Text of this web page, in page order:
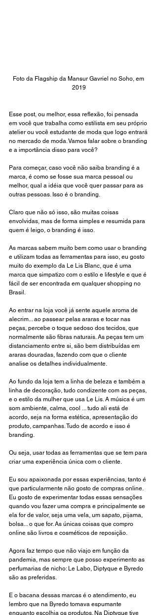
Foto da Flagship da Mansur Gavriel no Soho, em
2019
Esse post, ou melhor, essa reflexão, foi pensada
em você que trabalha como estilista em seu próprio
atelier ou você estudante de moda que logo entrará
no mercado de moda. Vamos falar sobre o branding
e a importância disso para você?
Para começar, caso você não saiba branding é a
marca, é como se fosse sua marca pessoal ou
melhor, qual a idéia que você quer passar para as
outras pessoas. Isso é o branding.
Claro que não só isso, são muitas coisas
envolvidas, mas de forma simples e resumida para
quem é leigo, o branding é isso.
As marcas sabem muito bem como usar o branding
e utilizam todas as ferramentas para isso, eu gosto
muito do exemplo da Le Lis Blanc, que é uma
marca que simpatizo com o estilo e lifestyle e que é
fácil de ser encontrada em qualquer shopping no
Brasil.
Ao entrar na loja você já sente aquele aroma de
alecrim... ao passear pelas araras e tocar nas
peças, percebe o toque sedoso dos tecidos, que
normalmente são fibras naturais. As peças tem um
distanciamento entre si, são bem distribuídas em
araras douradas, fazendo com que o cliente
analise os detalhes individualmente.
Ao fundo da loja tem a linha de beleza e também a
linha de decoração, tudo condizente com as peças,
e o estilo da mulher que usa Le Lis. A música é um
som ambiente, calma, cool ... tudo ali está de
acordo, seja na forma estética, apresentação do
produto, campanhas. Tudo de acordo e isso é
branding.
Ou seja, usar todas as ferramentas que se tem para
criar uma experiência única com o cliente.
Eu sou apaixonada por essas experiências, tanto é
que particularmente não gosto de compras online.
Eu gosto de experimentar todas essas sensações
quando vou fazer uma compra e principalmente se
ela for de valor, seja uma vela, um sapato, pijama,
bolsa... o que for. As únicas coisas que compro
online são livros e cosméticos de reposição.
Agora faz tempo que não viajo em função da
pandemia, mas sempre que posso experimento as
perfumarias de nicho: Le Labo, Diptyque e Byredo
são as preferidas.
E o bacana dessas marcas é o atendimento, eu
lembro que na Byredo tomava espumante
enquanto escolhia os produtos. Na Diptyque tive